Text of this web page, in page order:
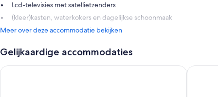
Lcd-televisies met satellietzenders
(kleer)kasten, waterkokers en dagelijkse schoonmaak
Meer over deze accommodatie bekijken
Gelijkaardige accommodaties
Continental Hotel Budapest H2